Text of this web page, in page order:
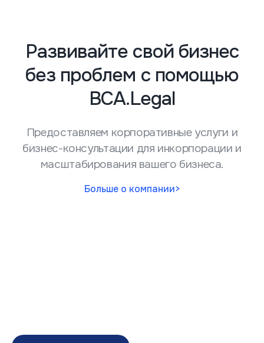
Развивайте свой бизнес
без проблем с помощью
ВСА.Legal
Предоставляем корпоративные услуги и
бизнес-консультации для инкорпорации и
масштабирования вашего бизнеса.
Больше о компании>